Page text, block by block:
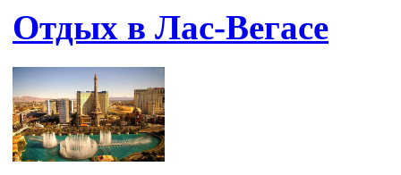
Отдых в Лас-Вегасе